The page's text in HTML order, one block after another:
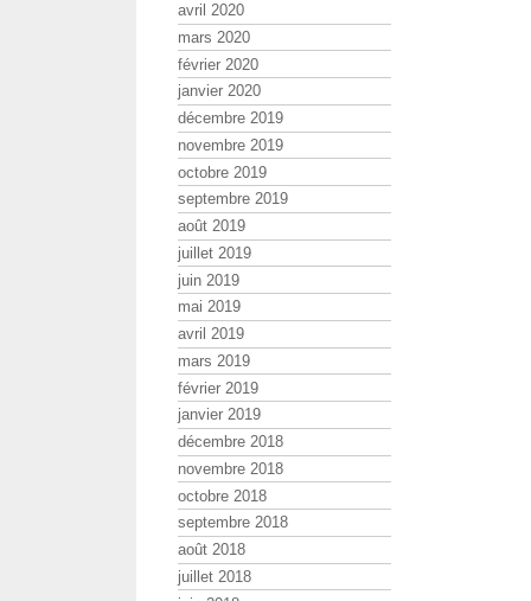
avril 2020
mars 2020
février 2020
janvier 2020
décembre 2019
novembre 2019
octobre 2019
septembre 2019
août 2019
juillet 2019
juin 2019
mai 2019
avril 2019
mars 2019
février 2019
janvier 2019
décembre 2018
novembre 2018
octobre 2018
septembre 2018
août 2018
juillet 2018